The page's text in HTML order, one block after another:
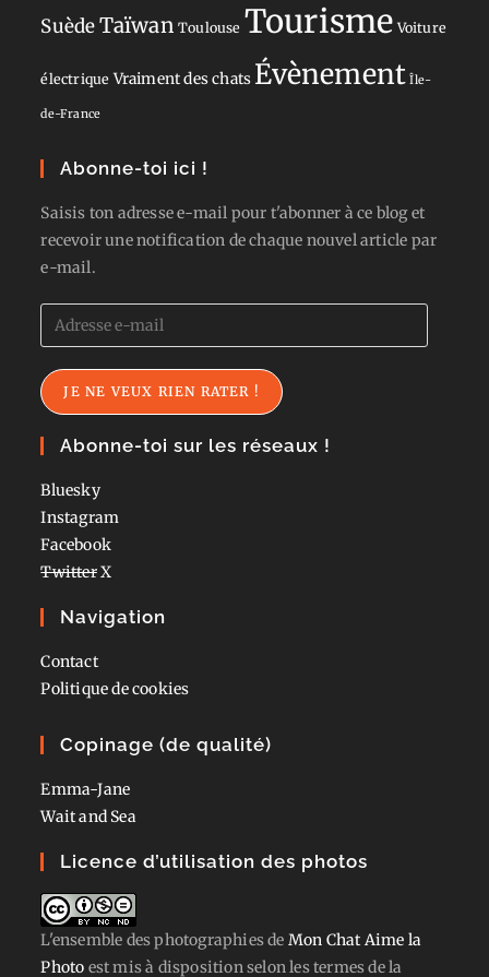
SuèdeTaïwan Toulouse Tourisme Voiture
électrique Vraiment des chats Évènement Île-
de-France
Abonne-toi ici !
Saisis ton adresse e-mail pour t'abonner à ce blog et
recevoir une notification de chaque nouvel article par
e-mail.
Adresse
e-
mail
JE NE VEUX RIEN RATER !
Abonne-toi sur les réseaux !
Bluesky
Instagram
Facebook
TwitterX
Navigation
Contact
Politique de cookies
Copinage (de qualité)
Emma-Jane
Wait and Sea
Licence d’utilisation des photos
L'ensemble des photographiesde Mon Chat Aime la
Photo est mis à disposition selon les termes de la